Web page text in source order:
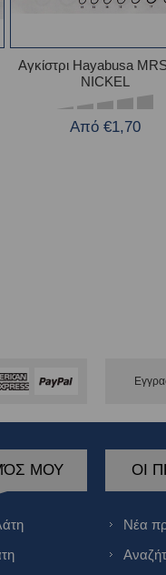
Αγκίστρι Hayabusa
NICKEL
Από €1,70
ΜΟΥ ΟΙ
Νέα